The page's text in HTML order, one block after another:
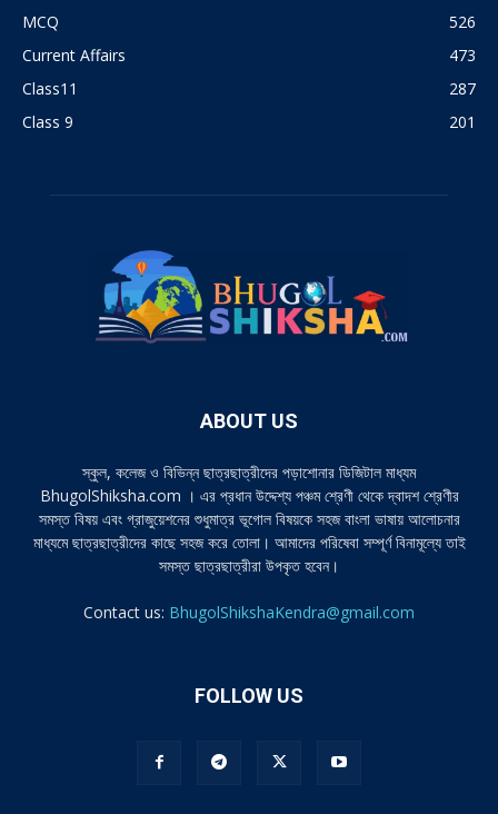
MCQ
526
Current Affairs
473
Class11
287
Class 9
201
ABOUT US
স্কুল, কলেজ ও বিভিন্ন ছাত্রছাত্রীদের পড়াশোনার ডিজিটাল মাধ্যম
BhugolShiksha.com । এর প্রধান উদ্দেশ্য পঞ্চম শ্রেণী থেকে দ্বাদশ শ্রেণীর
সমস্ত বিষয় এবং গ্রাজুয়েশনের শুধুমাত্র ভূগোল বিষয়কে সহজ বাংলা ভাষায় আলোচনার
মাধ্যমে ছাত্রছাত্রীদের কাছে সহজ করে তোলা। আমাদের পরিষেবা সম্পূর্ণ বিনামূল্যে তাই
সমস্ত ছাত্রছাত্রীরা উপকৃত হবেন।
Contact us: BhugolShikshaKendra@gmail.com
FOLLOW US